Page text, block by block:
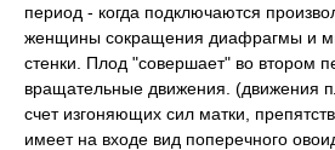
период - когда подключаются
женщины сокращения диафрагмы и
стенки. Плод "совершает" во втором
вращательные движения. (движения
счет изгоняющих сил матки,
имеет на входе вид поперечного